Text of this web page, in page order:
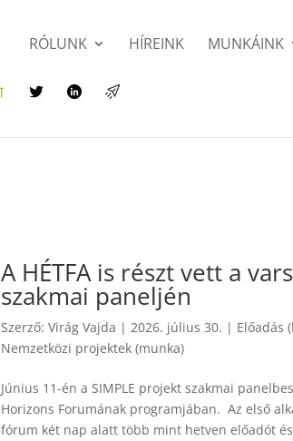
RÓLUNK HÍREINK MUNKÁINK
A HÉTFA is részt vett a
szakmai paneljén
Szerző:Virág Vajda |2026. július 30. | Előadás
Nemzetközi projektek (munka)
Június 11-én a SIMPLE projekt szakmai
Horizons Forumának programjában. Az első
fórum két nap alatt több mint hetven előadót